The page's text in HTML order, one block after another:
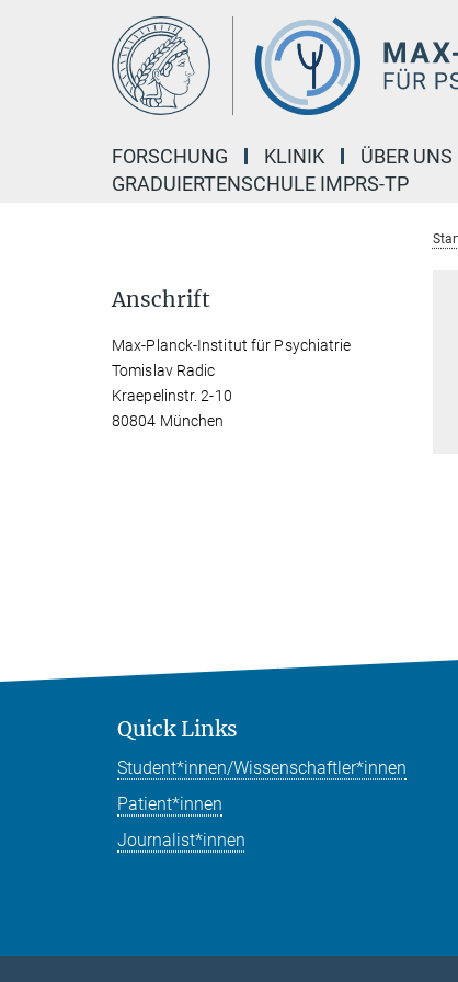
FORSCHUNG KLINIK ÜBER UNS
GRADUIERTENSCHULE IMPRS-TP
Anschrift
Max-Planck-Institut für Psychiatrie
Tomislav Radic
Kraepelinstr. 2-10
80804 München
Quick Links
Student*innen/Wissenschaftler*innen
Patient*innen
Journalist*innen